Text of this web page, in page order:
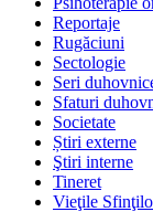
Reportaje
Rugăciuni
Sectologie
Seri
Sfaturi
Societate
Știri externe
Ştiri interne
Tineret
Vieţile